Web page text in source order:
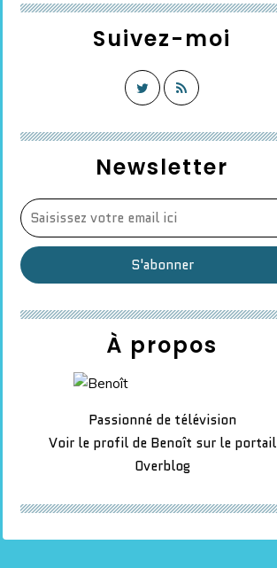
Newsletter
Suivez-moi
À propos
Passionné de télévision
Voir le profil de Benoît sur le portail
Overblog